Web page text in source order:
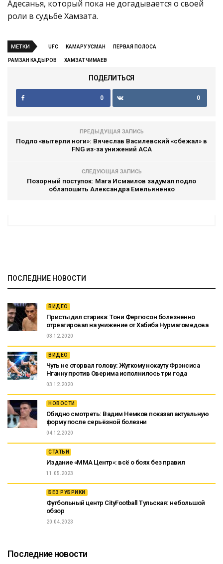
Адесанья, который пока не догадывается о своей
роли в судьбе Хамзата.
МЕТКИ UFC КАМАРУ УСМАН ПЕРВАЯ ПОЛОСА
РАМЗАН КАДЫРОВ ХАМЗАТ ЧИМАЕВ
ПОДЕЛИТЬСЯ
0 0
ПРЕДЫДУЩАЯ ЗАПИСЬ
Подло «вытерли ноги»: Вячеслав Василевский «сбежал» в
FNG из-за унижений ACA
СЛЕДУЮЩАЯ ЗАПИСЬ
Позорный поступок: Мага Исмаилов задумал подло
облапошить Александра Емельяненко
ПОСЛЕДНИЕ НОВОСТИ
ВИДЕО
Пристыдил старика: Тони Фергюсон болезненно
отреагировал на унижение от Хабиба Нурмагомедова
03.12.2020
ВИДЕО
Чуть не оторвал голову: Жуткому нокауту Фрэнсиса
Нганну против Оверима исполнилось три года
03.12.2020
НОВОСТИ
Обидно смотреть: Вадим Немков показал актуальную
форму после серьёзной болезни
04.12.2020
СТАТЬИ
Издание «ММА Центр»: всё о боях без правил
11.05.2023
БЕЗ РУБРИКИ
Футбольный центр CityFootball Тульская: небольшой
обзор
20.04.2023
Последние новости